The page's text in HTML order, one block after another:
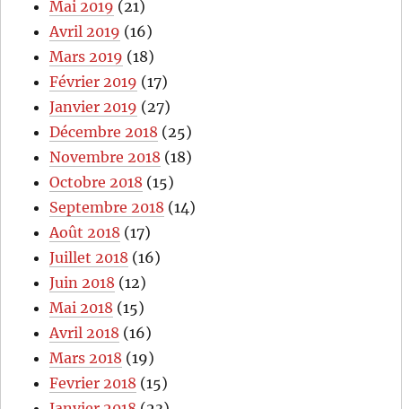
Mai 2019 (21)
Avril 2019 (16)
Mars 2019 (18)
Février 2019 (17)
Janvier 2019 (27)
Décembre 2018 (25)
Novembre 2018 (18)
Octobre 2018 (15)
Septembre 2018 (14)
Août 2018 (17)
Juillet 2018 (16)
Juin 2018 (12)
Mai 2018 (15)
Avril 2018 (16)
Mars 2018 (19)
Fevrier 2018 (15)